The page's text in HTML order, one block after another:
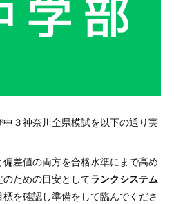
３神奈川全県模試を以下の通り実
差値の両方を合格水準にまで高め
ための目安としてランクシステム
を確認し準備をして臨んでくださ